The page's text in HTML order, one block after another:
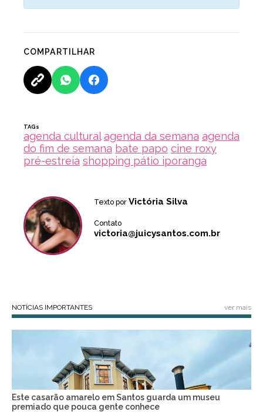
COMPARTILHAR
TAGs
agenda cultural agenda da semana agenda
do fim de semana bate papo cine roxy
pré-estreia shopping pátio iporanga
Texto por Victória Silva
Contato
victoria@juicysantos.com.br
NOTÍCIAS IMPORTANTES ver mais
Este casarão amarelo em Santos guarda um museu
premiado que pouca gente conhece